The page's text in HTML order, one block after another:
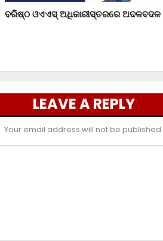
ବରିଷ୍ଠ ଓଏଏସ୍‌ ଅଧିକାରୀସ୍ତରରେ ଅଦଳବଦଳ
LEAVE A REPLY
Your email address will not be published.